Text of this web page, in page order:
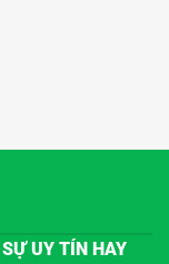
UY TÍN HAY